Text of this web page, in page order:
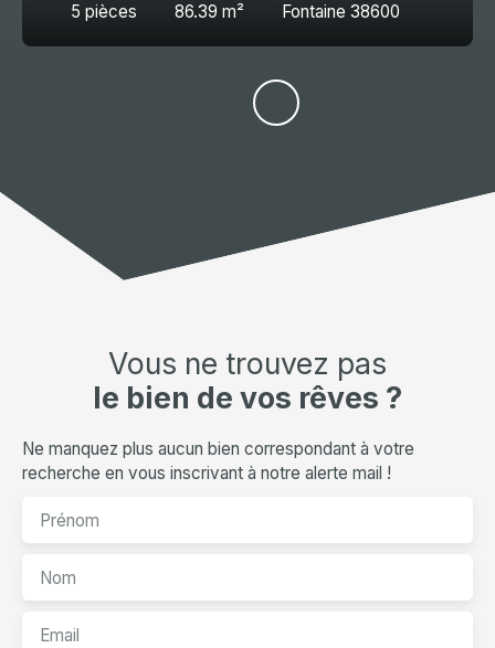
5 pièces 86.39 m² Fontaine 38600
Vous ne trouvez pas
le bien de vos rêves ?
Ne manquez plus aucun bien correspondant à votre
recherche en vous inscrivant à notre alerte mail !
Prénom
Nom
Email